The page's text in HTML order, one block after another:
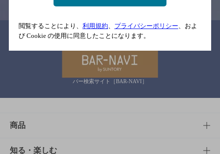
関連リンク
バー検索サイト［BAR-NAVI］
商品
商品TOP
知る・楽しむ
閲覧することにより、 利用規約、 プライバシーポリシー、およ
び Cookie の使用に同意したことになります。